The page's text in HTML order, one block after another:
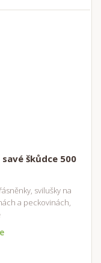
škůdce 500
svilušky na
a peckovinách,